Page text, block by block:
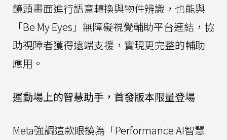
鏡頭畫面進行語意轉換與物件辨識，也能與
「Be My Eyes」無障礙視覺輔助平台連結，協
助視障者獲得遠端支援，實現更完整的輔助
應用。
運動場上的智慧助手，首發版本限量登場
Meta強調這款眼鏡為「Performance AI智慧